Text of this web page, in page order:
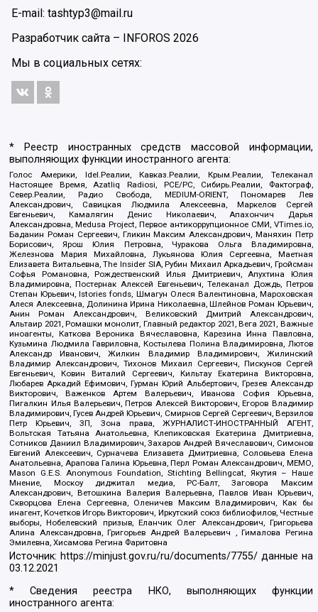
E-mail: tashtyp3@mail.ru
Разработчик сайта – INFOROS 2026
Мы в социальных сетях:
* Реестр иностранных средств массовой информации,
выполняющих функции иностранного агента:
Голос Америки, Idel.Реалии, Кавказ.Реалии, Крым.Реалии, Телеканал
Настоящее Время, Azatliq Radiosi, PCE/PC, Сибирь.Реалии, Фактограф,
Север.Реалии, Радио Свобода, MEDIUM-ORIENT, Пономарев Лев
Александрович, Савицкая Людмила Алексеевна, Маркелов Сергей
Евгеньевич, Камалягин Денис Николаевич, Апахончич Дарья
Александровна, Medusa Project, Первое антикоррупционное СМИ, VTimes.io,
Баданин Роман Сергеевич, Гликин Максим Александрович, Маняхин Петр
Борисович, Ярош Юлия Петровна, Чуракова Ольга Владимировна,
Железнова Мария Михайловна, Лукьянова Юлия Сергеевна, Маетная
Елизавета Витальевна, The Insider SIA, Рубин Михаил Аркадьевич, Гройсман
Софья Романовна, Рождественский Илья Дмитриевич, Апухтина Юлия
Владимировна, Постернак Алексей Евгеньевич, Телеканал Дождь, Петров
Степан Юрьевич, Istories fonds, Шмагун Олеся Валентиновна, Мароховская
Алеся Алексеевна, Долинина Ирина Николаевна, Шлейнов Роман Юрьевич,
Анин Роман Александрович, Великовский Дмитрий Александрович,
Альтаир 2021, Ромашки монолит, Главный редактор 2021, Вега 2021, Важные
иноагенты, Каткова Вероника Вячеславовна, Карезина Инна Павловна,
Кузьмина Людмила Гавриловна, Костылева Полина Владимировна, Лютов
Александр Иванович, Жилкин Владимир Владимирович, Жилинский
Владимир Александрович, Тихонов Михаил Сергеевич, Пискунов Сергей
Евгеньевич, Ковин Виталий Сергеевич, Кильтау Екатерина Викторовна,
Любарев Аркадий Ефимович, Гурман Юрий Альбертович, Грезев Александр
Викторович, Важенков Артем Валерьевич, Иванова София Юрьевна,
Пигалкин Илья Валерьевич, Петров Алексей Викторович, Егоров Владимир
Владимирович, Гусев Андрей Юрьевич, Смирнов Сергей Сергеевич, Верзилов
Петр Юрьевич, ЗП, Зона права, ЖУРНАЛИСТ-ИНОСТРАННЫЙ АГЕНТ,
Вольтская Татьяна Анатольевна, Клепиковская Екатерина Дмитриевна,
Сотников Даниил Владимирович, Захаров Андрей Вячеславович, Симонов
Евгений Алексеевич, Сурначева Елизавета Дмитриевна, Соловьева Елена
Анатольевна, Арапова Галина Юрьевна, Перл Роман Александрович, МЕМО,
Mason G.E.S. Anonymous Foundation, Stichting Bellingcat, Якутия – Наше
Мнение, Москоу диджитал медиа, РС-Балт, Заговора Максим
Александрович, Ветошкина Валерия Валерьевна, Павлов Иван Юрьевич,
Скворцова Елена Сергеевна, Оленичев Максим Владимирович, Как бы
инагент, Кочетков Игорь Викторович, Иркутский союз библиофилов, Честные
выборы, Нобелевский призыв, Еланчик Олег Александрович, Григорьева
Алина Александровна, Григорьев Андрей Валерьевич , Гималова Регина
Эмилевна, Хисамова Регина Фаритовна
Источник: https://minjust.gov.ru/ru/documents/7755/ данные на
03.12.2021
* Сведения реестра НКО, выполняющих функции
иностранного агента: